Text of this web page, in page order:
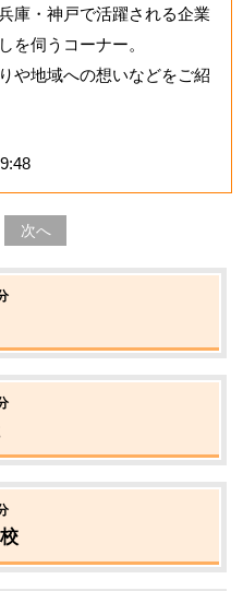
庫・神戸で活躍される企業
を伺うコーナー。
や地域への想いなどをご紹
次へ